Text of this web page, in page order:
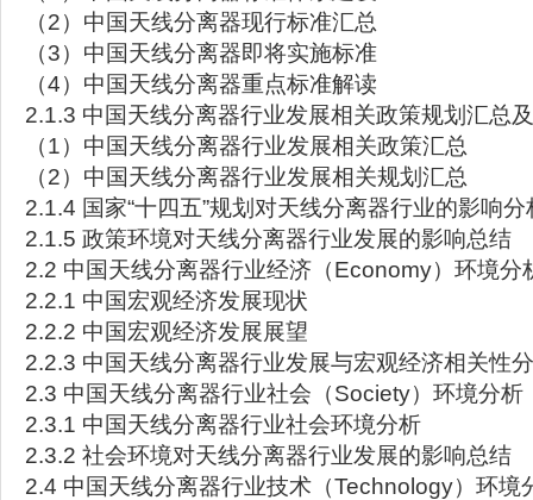
（2）中国天线分离器现行标准汇总
（3）中国天线分离器即将实施标准
（4）中国天线分离器重点标准解读
2.1.3 中国天线分离器行业发展相关政策规划汇总
（1）中国天线分离器行业发展相关政策汇总
（2）中国天线分离器行业发展相关规划汇总
2.1.4 国家“十四五”规划对天线分离器行业的影响分
2.1.5 政策环境对天线分离器行业发展的影响总结
2.2 中国天线分离器行业经济（Economy）环境分
2.2.1 中国宏观经济发展现状
2.2.2 中国宏观经济发展展望
2.2.3 中国天线分离器行业发展与宏观经济相关性
2.3 中国天线分离器行业社会（Society）环境分析
2.3.1 中国天线分离器行业社会环境分析
2.3.2 社会环境对天线分离器行业发展的影响总结
2.4 中国天线分离器行业技术（Technology）环境